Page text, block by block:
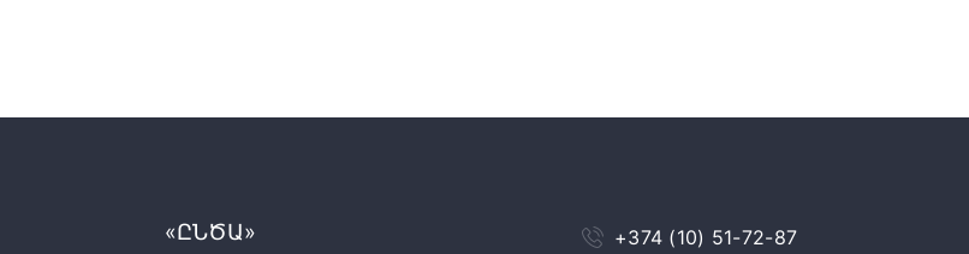
«ԸՆԾԱ»
+374 (10) 51-72-87